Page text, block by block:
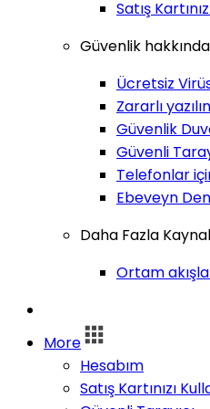
Satış
Güvenlik
Ücretsiz
Zararlı
Güvenlik
Güvenli
Telefonlar
Ebeveyn
Daha Fazla
Ortam
More
Hesabım
Satış Kartınızı